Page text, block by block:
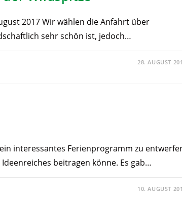
2017 Wir wählen die Anfahrt über
sehr schön ist, jedoch…
28. AUGUST
interessantes Ferienprogramm zu
beitragen könne. Es gab…
10. AUGUST